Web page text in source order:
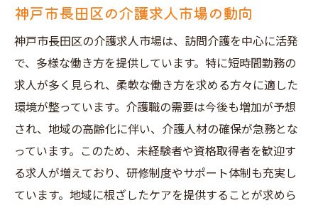
神戸市長田区の介護求人市場の動向
神戸市長田区の介護求人市場は、訪問介護を中心に活発
で、多様な働き方を提供しています。特に短時間勤務の
求人が多く見られ、柔軟な働き方を求める方々に適した
環境が整っています。介護職の需要は今後も増加が予想
され、地域の高齢化に伴い、介護人材の確保が急務とな
っています。このため、未経験者や資格取得者を歓迎す
る求人が増えており、研修制度やサポート体制も充実し
ています。地域に根ざしたケアを提供することが求めら